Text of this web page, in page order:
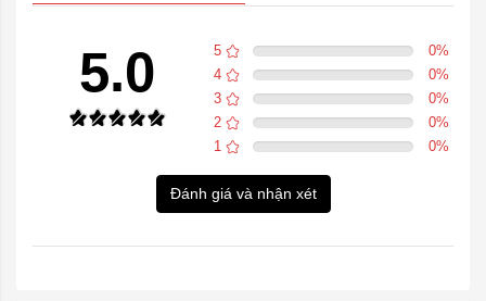
5.0 5 0%
4
0%
3
0%
2
0%
1
0%
Đánh giá và nhận xét